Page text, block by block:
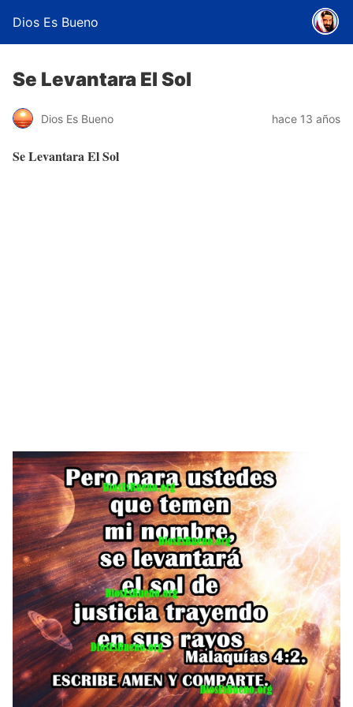
Dios Es Bueno
Se Levantara El Sol
Dios Es Bueno hace 13 años
Se Levantara El Sol